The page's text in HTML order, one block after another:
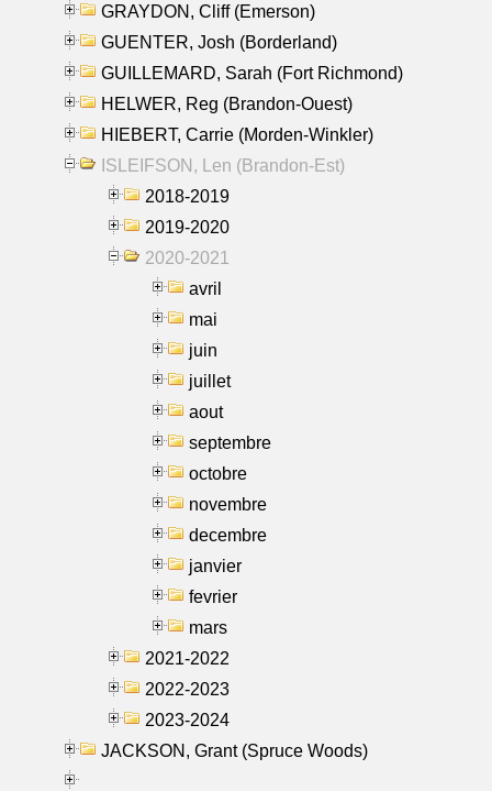
GRAYDON, Cliff (Emerson)
GUENTER, Josh (Borderland)
GUILLEMARD, Sarah (Fort Richmond)
HELWER, Reg (Brandon-Ouest)
HIEBERT, Carrie (Morden-Winkler)
ISLEIFSON, Len (Brandon-Est)
2018-2019
2019-2020
2020-2021
avril
mai
juin
juillet
aout
septembre
octobre
novembre
decembre
janvier
fevrier
mars
2021-2022
2022-2023
2023-2024
JACKSON, Grant (Spruce Woods)